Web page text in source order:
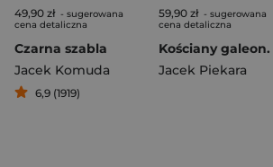
49,90 zł - sugerowana
cena detaliczna
Czarna szabla
Jacek Komuda
6,9 (1919)
59,90 zł - sugerowana
cena detaliczna
Jacek Piekara